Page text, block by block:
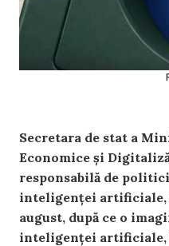
Secretara de stat a
Economice și
responsabilă de
inteligenței artificiale,
august, după ce o
inteligenței artificiale,